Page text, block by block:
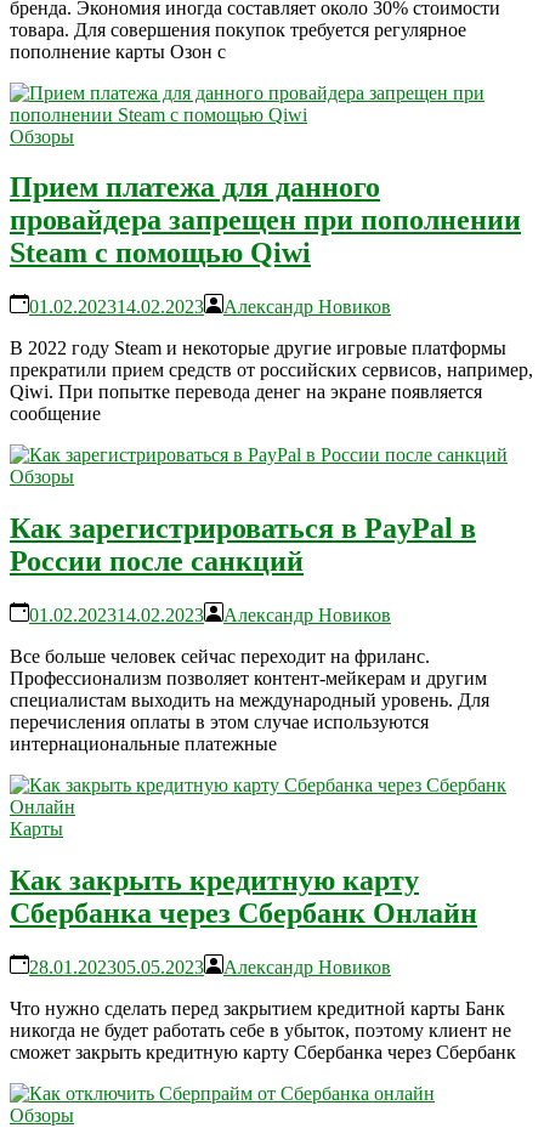
бренда. Экономия иногда составляет около 30% стоимости
товара. Для совершения покупок требуется регулярное
пополнение карты Озон с
Обзоры
Прием платежа для данного
провайдера запрещен при пополнении
Steam с помощью Qiwi
01.02.202314.02.2023
Александр Новиков
В 2022 году Steam и некоторые другие игровые платформы
прекратили прием средств от российских сервисов, например,
Qiwi. При попытке перевода денег на экране появляется
сообщение
Обзоры
Как зарегистрироваться в PayPal в
России после санкций
01.02.202314.02.2023
Александр Новиков
Все больше человек сейчас переходит на фриланс.
Профессионализм позволяет контент-мейкерам и другим
специалистам выходить на международный уровень. Для
перечисления оплаты в этом случае используются
интернациональные платежные
Карты
Как закрыть кредитную карту
Сбербанка через Сбербанк Онлайн
28.01.202305.05.2023
Александр Новиков
Что нужно сделать перед закрытием кредитной карты Банк
никогда не будет работать себе в убыток, поэтому клиент не
сможет закрыть кредитную карту Сбербанка через Сбербанк
Обзоры